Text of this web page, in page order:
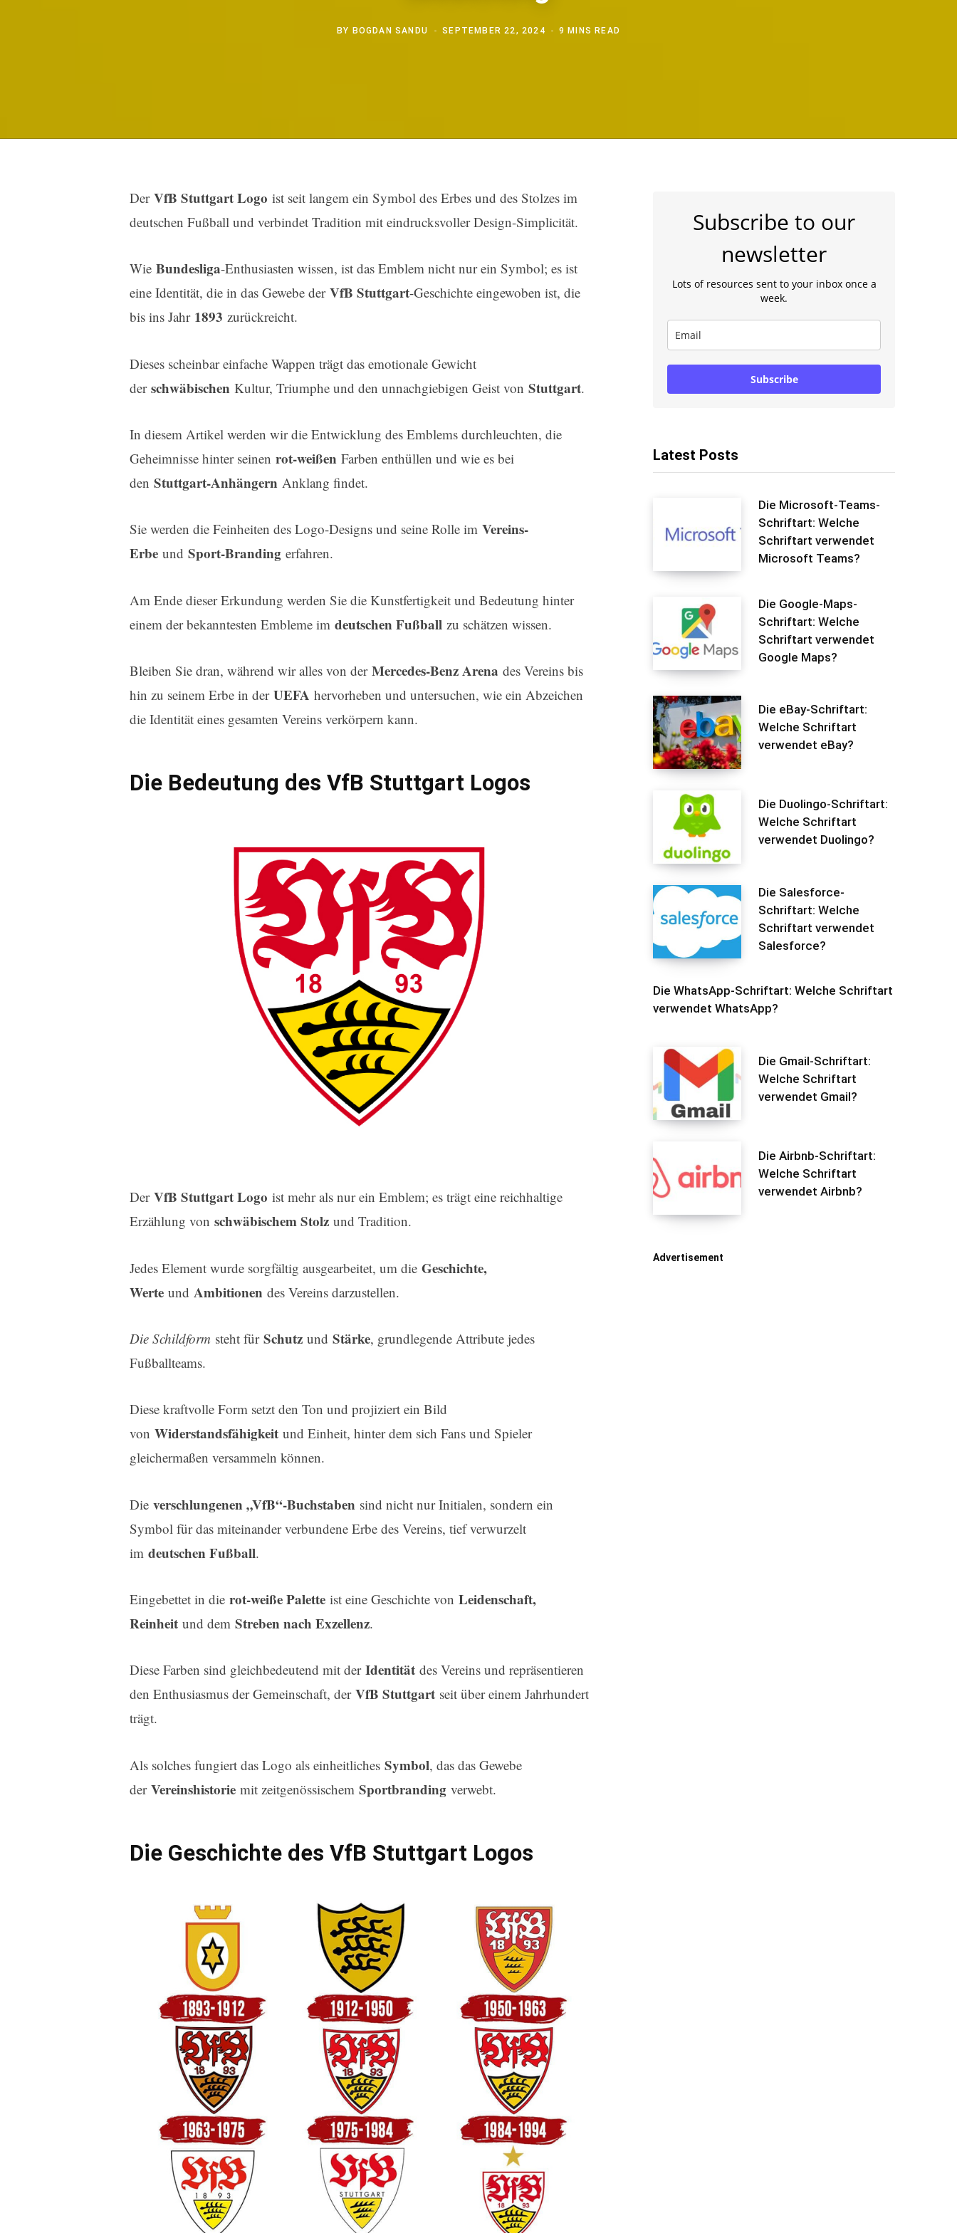
BY BOGDAN SANDU SEPTEMBER 22, 2024 9 MINS READ
Der VfB Stuttgart Logo ist seit langem ein Symbol des Erbes und des Stolzes im
deutschen Fußball und verbindet Tradition mit eindrucksvoller Design-Simplicität.
Wie Bundesliga-Enthusiasten wissen, ist das Emblem nicht nur ein Symbol; es ist
eine Identität, die in das Gewebe der VfB Stuttgart-Geschichte eingewoben ist, die
bis ins Jahr 1893 zurückreicht.
Dieses scheinbar einfache Wappen trägt das emotionale Gewicht
der schwäbischen Kultur, Triumphe und den unnachgiebigen Geist von Stuttgart.
In diesem Artikel werden wir die Entwicklung des Emblems durchleuchten, die
Geheimnisse hinter seinen rot-weißen Farben enthüllen und wie es bei
den Stuttgart-Anhängern Anklang findet.
Sie werden die Feinheiten des Logo-Designs und seine Rolle im Vereins-
Erbeund Sport-Brandingerfahren.
Am Ende dieser Erkundung werden Sie die Kunstfertigkeit und Bedeutung hinter
einem der bekanntesten Embleme im deutschen Fußball zu schätzen wissen.
Bleiben Sie dran, während wir alles von der Mercedes-Benz Arena des Vereins bis
hin zu seinem Erbe in der UEFA hervorheben und untersuchen, wie ein Abzeichen
die Identität eines gesamten Vereins verkörpern kann.
Die Bedeutung des VfB Stuttgart Logos
Der VfB Stuttgart Logo ist mehr als nur ein Emblem; es trägt eine reichhaltige
Erzählung von schwäbischem Stolzund Tradition.
Jedes Element wurde sorgfältig ausgearbeitet, um die Geschichte,
Werteund Ambitionen des Vereins darzustellen.
Die Schildform steht für Schutzund Stärke, grundlegende Attribute jedes
Fußballteams.
Diese kraftvolle Form setzt den Ton und projiziert ein Bild
von Widerstandsfähigkeitund Einheit, hinter dem sich Fans und Spieler
gleichermaßen versammeln können.
Die verschlungenen „VfB“-Buchstaben sind nicht nur Initialen, sondern ein
Symbol für das miteinander verbundene Erbe des Vereins, tief verwurzelt
im deutschen Fußball.
Eingebettet in die rot-weiße Paletteist eine Geschichte von Leidenschaft,
Reinheitund dem Streben nach Exzellenz.
Diese Farben sind gleichbedeutend mit der Identitätdes Vereins und repräsentieren
den Enthusiasmus der Gemeinschaft, der VfB Stuttgartseit über einem Jahrhundert
trägt.
Als solches fungiert das Logo als einheitliches Symbol, das das Gewebe
der Vereinshistoriemit zeitgenössischem Sportbrandingverwebt.
Die Geschichte des VfB Stuttgart Logos
Subscribe to our
newsletter
Lots of resources sent to your inbox once a
week.
Subscribe
Latest Posts
Die Microsoft-Teams-
Schriftart: Welche
Schriftart verwendet
Microsoft Teams?
Die Google-Maps-
Schriftart: Welche
Schriftart verwendet
Google Maps?
Die eBay-Schriftart:
Welche Schriftart
verwendet eBay?
Die Duolingo-Schriftart:
Welche Schriftart
verwendet Duolingo?
Die Salesforce-
Schriftart: Welche
Schriftart verwendet
Salesforce?
Die WhatsApp-Schriftart: Welche Schriftart
verwendet WhatsApp?
Die Gmail-Schriftart:
Welche Schriftart
verwendet Gmail?
Die Airbnb-Schriftart:
Welche Schriftart
verwendet Airbnb?
Advertisement